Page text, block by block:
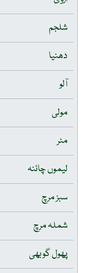
شلجم
دھنیا
آلو
مولی
مٹر
لیموں چائنہ
سبز مرچ
شملہ مرچ
پھول گوبھی